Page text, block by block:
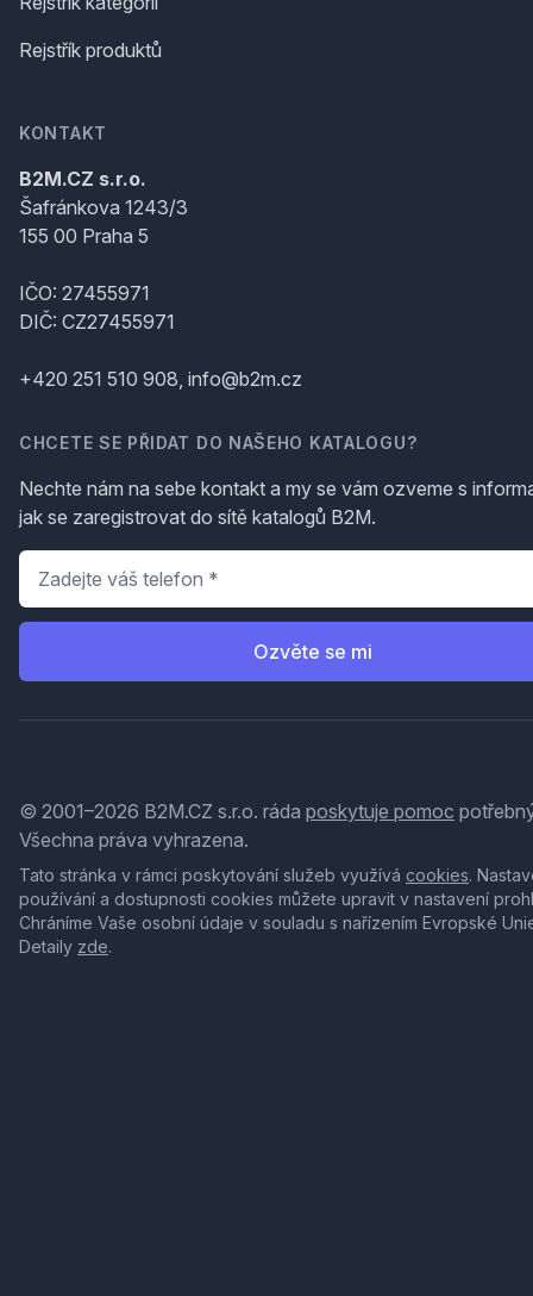
Rejstřík produktů
KONTAKT
B2M.CZ s.r.o.
Šafránkova 1243/3
155 00 Praha 5
IČO: 27455971
DIČ: CZ27455971
+420 251 510 908, info@b2m.cz
CHCETE SE PŘIDAT DO NAŠEHO KATALOGU?
Nechte nám na sebe kontakt a my se vám ozveme s
jak se zaregistrovat do sítě katalogů B2M.
Telefon
Ozvěte se mi
© 2001–2026 B2M.CZ s.r.o. ráda poskytuje pomoc
Všechna práva vyhrazena.
Tato stránka v rámci poskytování služeb využívá cookies.
používání a dostupnosti cookies můžete upravit v nastavení
Chráníme Vaše osobní údaje v souladu s nařízením Evropské
Detaily zde.